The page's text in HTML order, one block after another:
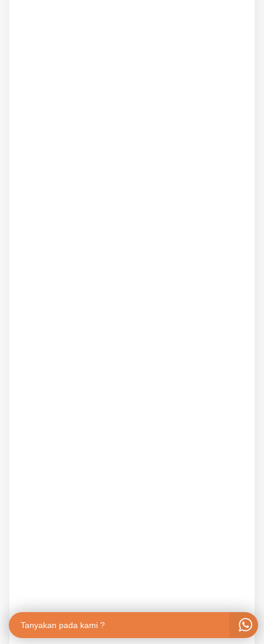
Tanyakan pada kami ?